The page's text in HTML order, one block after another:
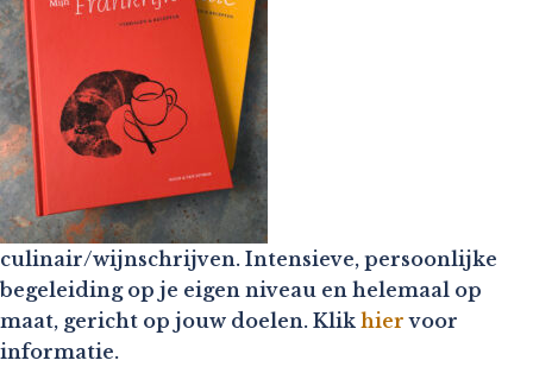
culinair/wijnschrijven. Intensieve, persoonlijke
begeleiding op je eigen niveau en helemaal op
maat, gericht op jouw doelen. Klik hier voor
informatie.